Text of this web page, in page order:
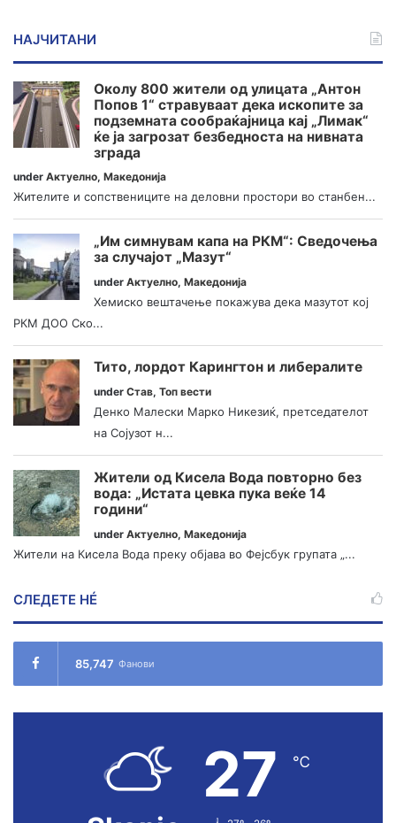
НАЈЧИТАНИ
Околу 800 жители од улицата „Антон
Попов 1“ стравуваат дека ископите за
подземната сообраќајница кај „Лимак“
ќе ја загрозат безбедноста на нивната
зграда
under Актуелно, Македонија
Жителите и сопствениците на деловни простори во станбен...
„Им симнувам капа на РКМ“: Сведочења
за случајот „Мазут“
under Актуелно, Македонија
Хемиско вештачење покажува дека мазутот кој
РКМ ДОО Ско...
Тито, лордот Карингтон и либералите
under Став, Топ вести
Денко Малески Марко Никезиќ, претседателот
на Сојузот н...
Жители од Кисела Вода повторно без
вода: „Истата цевка пука веќе 14
години“
under Актуелно, Македонија
Жители на Кисела Вода преку објава во Фејсбук групата „...
СЛЕДЕТЕ НÉ
85,747 Фанови
27 ℃